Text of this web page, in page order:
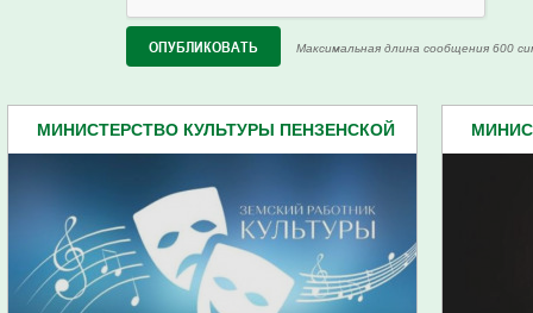
Максимальная длина сообщения 600
МИНИСТЕРСТВО КУЛЬТУРЫ ПЕНЗЕНСКОЙ